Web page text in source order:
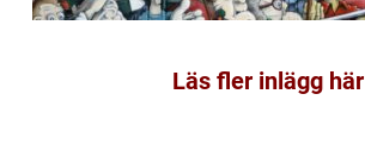
Läs fler inlägg här